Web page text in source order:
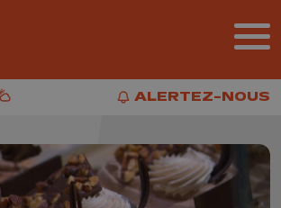
ALERTEZ-NOUS
ALERTEZ-NOUS
Météo